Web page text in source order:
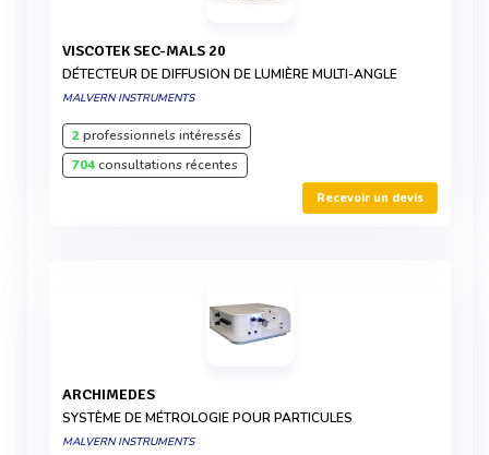
VISCOTEK SEC-MALS 20
DÉTECTEUR DE DIFFUSION DE LUMIÈRE MULTI-ANGLE
MALVERN INSTRUMENTS
2professionnels intéressés
704consultations récentes
Recevoir un devis
ARCHIMEDES
SYSTÈME DE MÉTROLOGIE POUR PARTICULES
MALVERN INSTRUMENTS